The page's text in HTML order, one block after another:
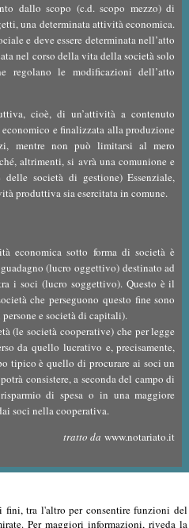
fini, tra l'altro per consentire funzioni del
Per maggiori informazioni, riveda la
dallo scopo (c.d. scopo mezzo) di
una determinata attività economica.
e deve essere determinata nell’atto
nel corso della vita della società solo
regolano le modificazioni dell’atto
cioè, di un’attività a contenuto
e finalizzata alla produzione
mentre non può limitarsi al mero
altrimenti, si avrà una comunione e
società di gestione) Essenziale,
produttiva sia esercitata in comune.
economica sotto forma di società è
(lucro oggettivo) destinato ad
i soci (lucro soggettivo). Questo è il
che perseguono questo fine sono
e società di capitali).
(le società cooperative) che per legge
da quello lucrativo e, precisamente,
tipico è quello di procurare ai soci un
consistere, a seconda del campo di
di spesa o in una maggiore
soci nella cooperativa.
tratto dawww.notariato.it